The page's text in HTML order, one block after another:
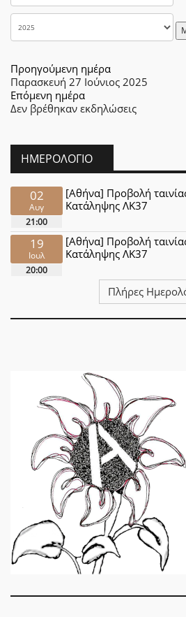
Προηγούμενη ημέρα
Παρασκευή 27 Ιούνιος 2025
Επόμενη ημέρα
Δεν βρέθηκαν εκδηλώσεις
ΗΜΕΡΟΛΌΓΙΟ
02
Αυγ
21:00
[Αθήνα] Προβολή
Κατάληψης ΛΚ37
19
Ιουλ
20:00
[Αθήνα] Προβολή
Κατάληψης ΛΚ37
Πλήρες